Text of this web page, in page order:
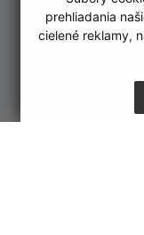
prehliadania
cielené reklamy,